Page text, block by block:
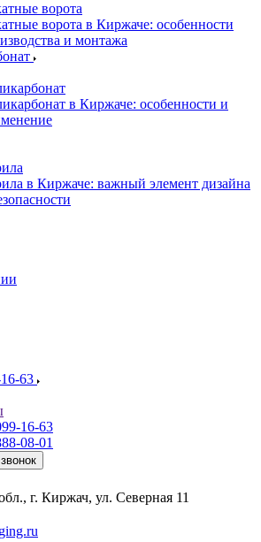
ворота
ворота в Киржаче: особенности
и монтажа
в Киржаче: особенности и
в Киржаче: важный элемент дизайна
63
16-63
08-01
г. Киржач, ул. Северная 11